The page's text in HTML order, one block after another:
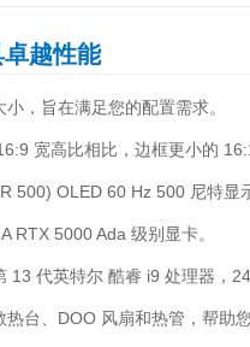
越性能
，旨在满足您的配置需求。
宽高比相比，边框更小的
500) OLED 60 Hz 500 尼特显
RTX 5000 Ada 级别显卡。
13 代英特尔 酷睿 i9 处理器，
台、DOO 风扇和热管，帮助